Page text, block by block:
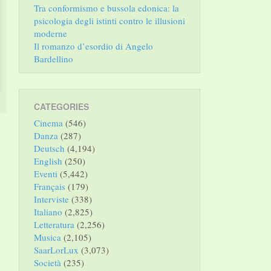
Tra conformismo e bussola edonica: la
psicologia degli istinti contro le illusioni
moderne
Il romanzo d’esordio di Angelo
Bardellino
CATEGORIES
Cinema (546)
Danza (287)
Deutsch (4,194)
English (250)
Eventi (5,442)
Français (179)
Interviste (338)
Italiano (2,825)
Letteratura (2,256)
Musica (2,105)
SaarLorLux (3,073)
Società (235)